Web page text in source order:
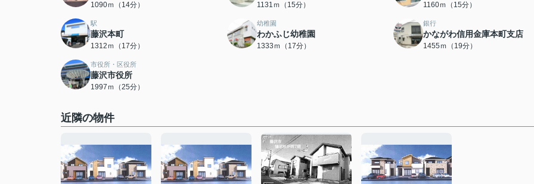
1090ｍ（14分） 1131ｍ（15分） 1160ｍ（15分）
駅
藤沢本町
1312ｍ（17分）
幼稚園
わかふじ幼稚園
1333ｍ（17分）
銀行
かながわ信用金庫本町支店
1455ｍ（19分）
市役所・区役所
藤沢市役所
1997ｍ（25分）
近隣の物件